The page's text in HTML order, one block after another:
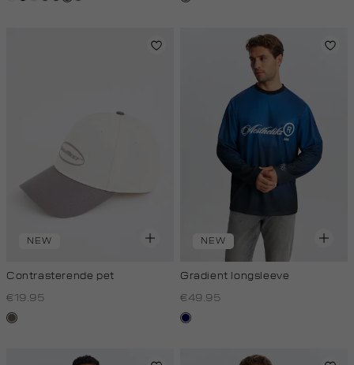
NEW
Contrasterende pet
€19.95
middenbruin
NEW
Gradient longsleeve
€49.95
blauw